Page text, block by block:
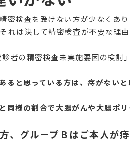
密検査を受けない方が少なくあり
れは決して精密検査が不要な理
者の精密検査未実施要因の検討
ると思っている方は、痔がないと
同様の割合で大腸がんや大腸ポ
、グループＢはご本人が